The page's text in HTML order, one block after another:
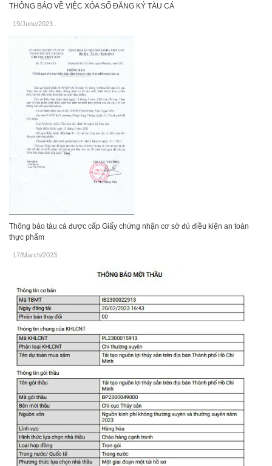
THÔNG BÁO VỀ VIỆC XÓA SỐ ĐĂNG KÝ TÀU CÁ
19/June/2023
Thông báo tàu cá được cấp Giấy chứng nhận cơ sở đủ điều kiện an toàn
thực phẩm
17/March/2023